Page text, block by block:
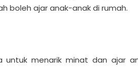
boleh ajar anak-anak di rumah.
menarik minat dan ajar